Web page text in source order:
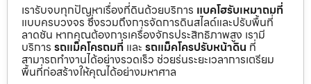
เรารับจบทุกปัญหาเรื่องที่ดินด้วยบริการ แบคโฮรับเหมาถมที่
แบบครบวงจร ซึ่งรวมถึงการจัดการดินสไลด์และปรับพื้นที่
ลาดชัน หากคุณต้องการเครื่องจักรประสิทธิภาพสูง เรามี
บริการ รถแม็คโครถมที่ และ รถแม็คโครปรับหน้าดิน ที่
สามารถทำงานได้อย่างรวดเร็ว ช่วยร่นระยะเวลาการเตรียม
พื้นที่ก่อสร้างให้คุณได้อย่างมหาศาล